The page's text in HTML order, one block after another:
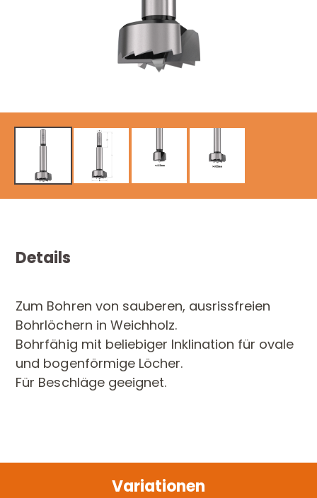
Details
Zum Bohren von sauberen, ausrissfreien
Bohrlöchern in Weichholz.
Bohrfähig mit beliebiger Inklination für ovale
und bogenförmige Löcher.
Für Beschläge geeignet.
Variationen